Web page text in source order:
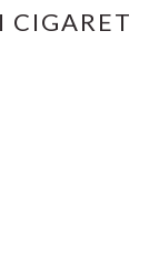
CIGARET